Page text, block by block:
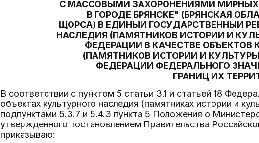
С МАССОВЫМИ ЗАХОРОНЕНИЯМИ
В ГОРОДЕ БРЯНСКЕ" (БРЯНСКАЯ
ЩОРСА) В ЕДИНЫЙ ГОСУДАРСТВЕННЫЙ
НАСЛЕДИЯ (ПАМЯТНИКОВ ИСТОРИИ И
ФЕДЕРАЦИИ В КАЧЕСТВЕ ОБЪЕКТОВ
(ПАМЯТНИКОВ ИСТОРИИ И
ФЕДЕРАЦИИ ФЕДЕРАЛЬНОГО
ГРАНИЦ ИХ
В соответствии с пунктом 5 статьи 3.1 и статьей 18
объектах культурного наследия (памятниках истории и
подпунктами 5.3.7 и 5.4.3 пункта 5 Положения о
утвержденного постановлением Правительства
приказываю: